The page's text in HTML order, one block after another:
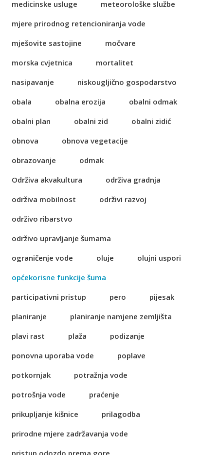
medicinske usluge
meteorološke službe
mjere prirodnog retencioniranja vode
mješovite sastojine
močvare
morska cvjetnica
mortalitet
nasipavanje
niskougljično gospodarstvo
obala
obalna erozija
obalni odmak
obalni plan
obalni zid
obalni zidić
obnova
obnova vegetacije
obrazovanje
odmak
Održiva akvakultura
održiva gradnja
održiva mobilnost
održivi razvoj
održivo ribarstvo
održivo upravljanje šumama
ograničenje vode
oluje
olujni uspori
općekorisne funkcije šuma
participativni pristup
pero
pijesak
planiranje
planiranje namjene zemljišta
plavi rast
plaža
podizanje
ponovna uporaba vode
poplave
potkornjak
potražnja vode
potrošnja vode
praćenje
prikupljanje kišnice
prilagodba
prirodne mjere zadržavanja vode
pristup odozdo prema gore